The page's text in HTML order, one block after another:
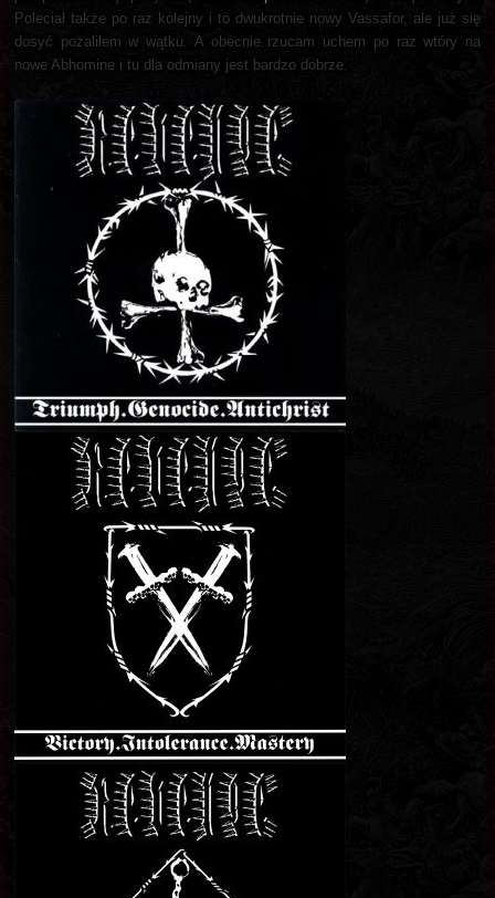
Poleciał także po raz kolejny i to dwukrotnie nowy Vassafor, ale już się
dosyć pożaliłem w wątku. A obecnie rzucam uchem po raz wtóry na
nowe Abhomine i tu dla odmiany jest bardzo dobrze.